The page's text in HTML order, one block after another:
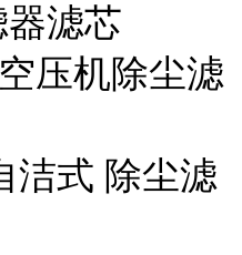
滤芯
压机除尘滤
洁式 除尘滤